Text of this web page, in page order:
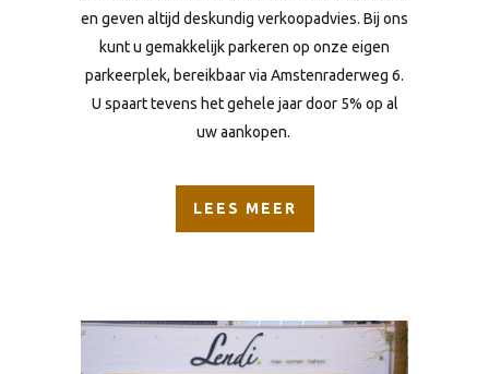
en geven altijd deskundig verkoopadvies. Bij ons
kunt u gemakkelijk parkeren op onze eigen
parkeerplek, bereikbaar via Amstenraderweg 6.
U spaart tevens het gehele jaar door 5% op al
uw aankopen.
LEES MEER